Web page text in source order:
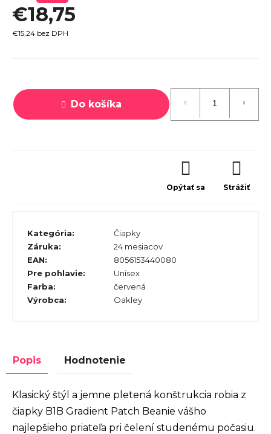
€18,75
€15,24 bez DPH
cena:
Do košíka
Kategória:
Čiapky
Záruka:
24 mesiacov
EAN:
8056153440080
Pre pohlavie:
Unisex
Farba:
červená
Výrobca: Oakley
Opýtať sa Strážiť
Popis Hodnotenie
Klasický štýl a jemne pletená konštrukcia robia z
čiapky B1B Gradient Patch Beanie vášho
najlepšieho priateľa pri čelení studenému počasiu.
r
ú
e
€1 449